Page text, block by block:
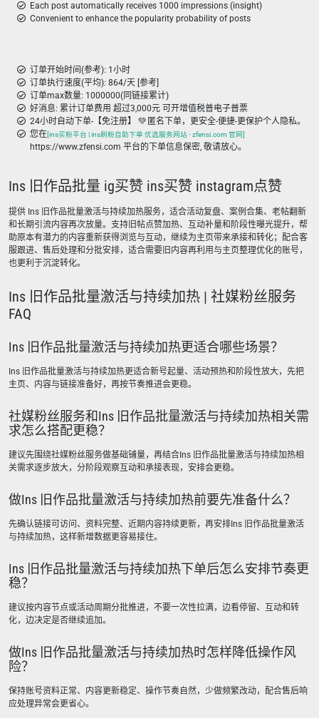
Each post automatically receives 1000 impressions (insight)
Convenient to enhance the popularity probability of posts
订单开始时间(参考): 1小时
订单执行速度(平均): 864/天 [参考]
订单max数量: 1000000(同链接累计)
好消息: 累计订单费用 超过3,000元 可开增值税普电子普票
24小时自动下单-【免注册】 💚 匿名下单，更安全-便捷-更保护个人隐私。
您在[ins买粉平台 | ins刷粉自助下单 优选服务网站 - zfensi.com 官网]
https://www.zfensi.com 平台的下单信息保密, 敬请放心。
Ins 旧作品批量 ig买赞 ins买赞 instagram点赞
提供 Ins 旧作品批量激活与持续加热服务，适合活动复盘、案例合集、老帖翻新
和长期引流内容再次放量。支持旧帖点赞加热、互动补量和阶段性曝光提升，帮
助原本有潜力的内容重新获得浏览与互动，继续为主页带来承接和转化；配合客
服跟进、售后处理和分批安排，适合需要旧内容再利用与主页整理优化的账号，
也更利于沉淀转化。
Ins 旧作品批量激活与持续加热 | 社媒粉丝服务
FAQ
Ins 旧作品批量激活与持续加热更适合哪些场景？
Ins 旧作品批量激活与持续加热更适合新号起量、活动预热和阶段性放大，先把
主页、内容与链接准备好，再按节奏推进会更稳。
社媒粉丝服务和Ins 旧作品批量激活与持续加热相关需
求怎么搭配更稳？
建议先围绕社媒粉丝服务做基础铺量，再结合Ins 旧作品批量激活与持续加热相
关需求逐步放大，分阶段观察互动和承接表现，安排会更稳。
做Ins 旧作品批量激活与持续加热前要先准备什么？
先确认链接可访问、资料完整、近期内容持续更新，再安排Ins 旧作品批量激活
与持续加热，这样新增数据更容易接住。
Ins 旧作品批量激活与持续加热下单后怎么安排节奏更
稳？
建议按内容节点或活动周期分批推进，不要一次性拉满，边看停留、互动和转
化，边决定是否继续追加。
做Ins 旧作品批量激活与持续加热时怎样降低操作风
险？
保持账号资料正常、内容更新稳定、操作节奏自然，少做频繁改动，配合售后响
应处理异常会更省心。